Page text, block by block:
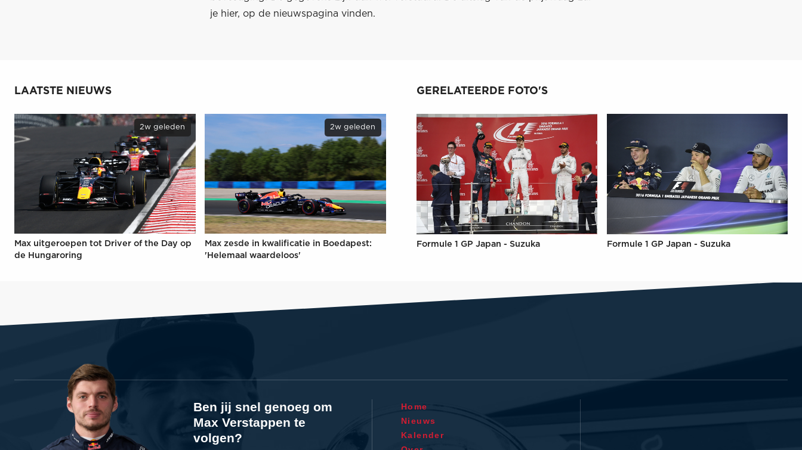
je hier, op de nieuwspagina vinden.
LAATSTE NIEUWS
2w geleden
Max uitgeroepen tot Driver of the Day op
de Hungaroring
2w geleden
Max zesde in kwalificatie in Boedapest:
'Helemaal waardeloos'
GERELATEERDE FOTO'S
Formule 1 GP Japan - Suzuka Formule 1 GP Japan - Suzuka
Ben jij snel genoeg om
Max Verstappen te
volgen?
Home
Nieuws
Kalender